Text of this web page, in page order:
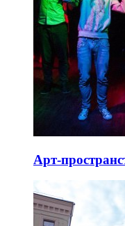
Арт-